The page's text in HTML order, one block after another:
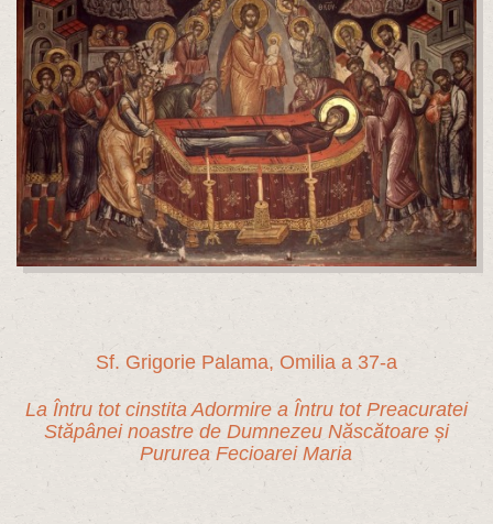
Sf. Grigorie Palama, Omilia a 37-a
La Întru tot cinstita Adormire a Întru tot Preacuratei
Stăpânei noastre de Dumnezeu Născătoare și
Pururea Fecioarei Maria